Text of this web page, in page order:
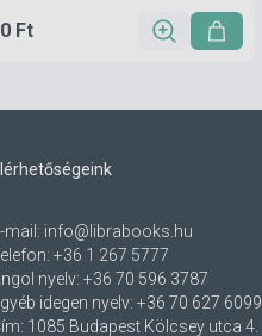
Ft
mail: info@librabooks.hu
+36 1 267 5777
nyelv: +36 70 596 3787
idegen nyelv: +36 70 627 6099
1085 Budapest Kölcsey utca 4.